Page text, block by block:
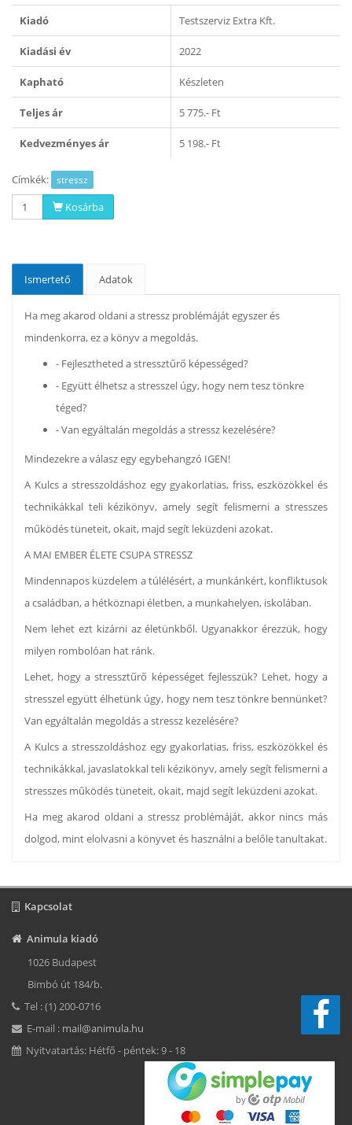
Kiadó Testszerviz Extra Kft.
Kiadási év 2022
Kapható Készleten
Teljes ár 5 775.- Ft
Kedvezményes ár 5 198.- Ft
Címkék: stressz
Kosárba
Ismertető Adatok
Ha meg akarod oldani a stressz problémáját egyszer és
mindenkorra, ez a könyv a megoldás.
- Fejlesztheted a stressztűrő képességed?
- Együtt élhetsz a stresszel úgy, hogy nem tesz tönkre
téged?
- Van egyáltalán megoldás a stressz kezelésére?
Mindezekre a válasz egy egybehangzó IGEN!
A Kulcs a stresszoldáshoz egy gyakorlatias, friss, eszközökkel és
technikákkal teli kézikönyv, amely segít felismerni a stresszes
működés tüneteit, okait, majd segít leküzdeni azokat.
A MAI EMBER ÉLETE CSUPA STRESSZ
Mindennapos küzdelem a túlélésért, a munkánkért, konfliktusok
a családban, a hétköznapi életben, a munkahelyen, iskolában.
Nem lehet ezt kizárni az életünkből. Ugyanakkor érezzük, hogy
milyen rombolóan hat ránk.
Lehet, hogy a stressztűrő képességet fejlesszük? Lehet, hogy a
stresszel együtt élhetünk úgy, hogy nem tesz tönkre bennünket?
Van egyáltalán megoldás a stressz kezelésére?
A Kulcs a stresszoldáshoz egy gyakorlatias, friss, eszközökkel és
technikákkal, javaslatokkal teli kézikönyv, amely segít felismerni a
stresszes működés tüneteit, okait, majd segít leküzdeni azokat.
Ha meg akarod oldani a stressz problémáját, akkor nincs más
dolgod, mint elolvasni a könyvet és használni a belőle tanultakat.
Kapcsolat
Animula kiadó
1026 Budapest
Bimbó út 184/b.
Tel : (1) 200-0716
E-mail : mail@animula.hu
Nyitvatartás: Hétfő - péntek: 9 - 18